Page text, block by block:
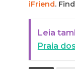
iFriend.
Leia
Praia